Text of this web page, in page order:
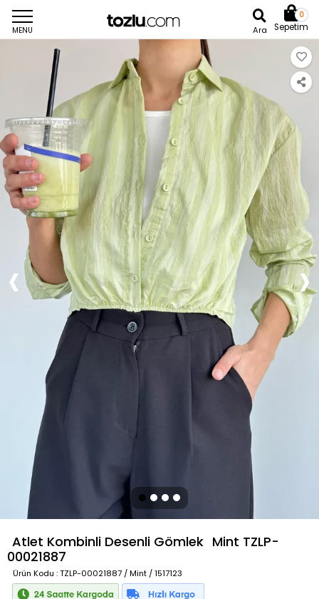
MENU Ara
0
Sepetim
Atlet Kombinli Desenli Gömlek Mint TZLP-
00021887
Ürün Kodu : TZLP-00021887 / Mint / 1517123